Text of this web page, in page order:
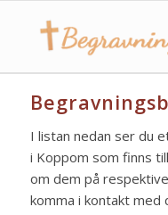
I listan nedan ser du
i Koppom som finns
om dem på
komma i kontakt med